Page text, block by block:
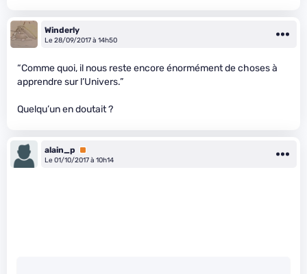
Winderly
Le 28/09/2017 à 14h50
“Comme quoi, il nous reste encore énormément de choses à
apprendre sur l’Univers.”
Quelqu’un en doutait ?
alain_p
Premium
Le 01/10/2017 à 10h14